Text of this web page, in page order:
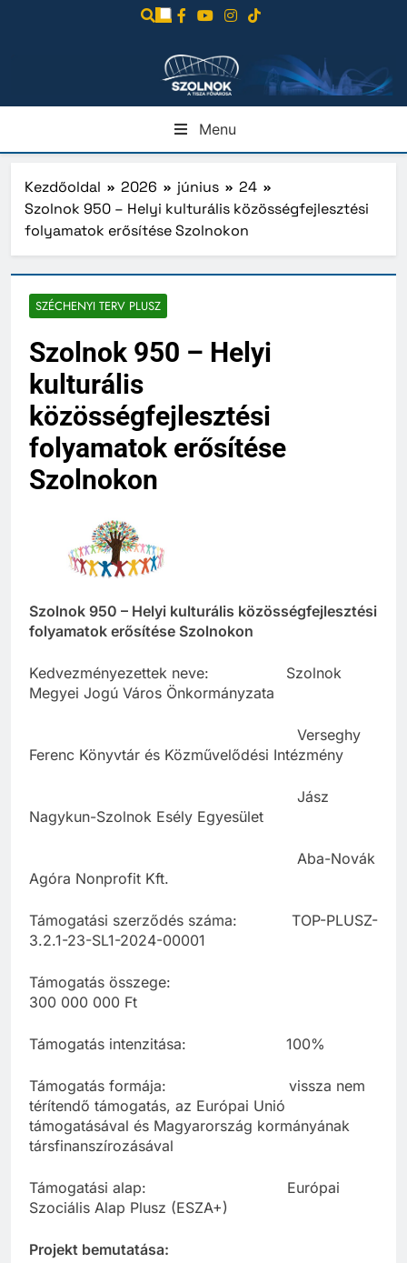
Menu
Kezdőoldal 2026 június
24
Szolnok 950 – Helyi kulturális közösségfejlesztési
folyamatok erősítése Szolnokon
SZÉCHENYI TERV PLUSZ
Szolnok 950 – Helyi
kulturális
közösségfejlesztési
folyamatok erősítése
Szolnokon
Szolnok 950 – Helyi kulturális közösségfejlesztési
folyamatok erősítése Szolnokon
Kedvezményezettek neve: Szolnok
Megyei Jogú Város Önkormányzata
Verseghy
Ferenc Könyvtár és Közművelődési Intézmény
Jász
Nagykun-Szolnok Esély Egyesület
Aba-Novák
Agóra Nonprofit Kft.
Támogatási szerződés száma: TOP-PLUSZ-
3.2.1-23-SL1-2024-00001
Támogatás összege:
300 000 000 Ft
Támogatás intenzitása: 100%
Támogatás formája: vissza nem
térítendő támogatás, az Európai Unió
támogatásával és Magyarország kormányának
társfinanszírozásával
Támogatási alap: Európai
Szociális Alap Plusz (ESZA+)
Projekt bemutatása: